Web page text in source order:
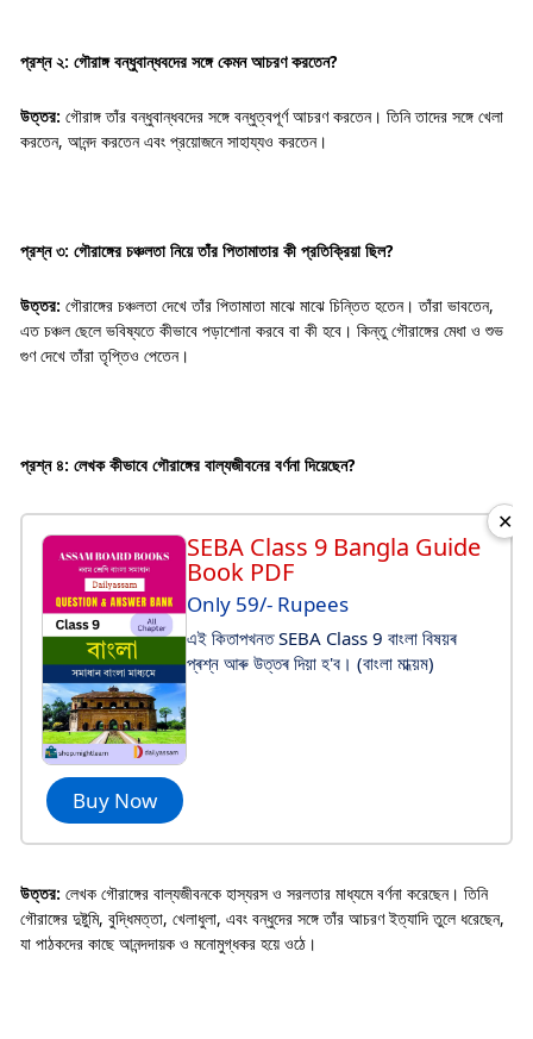
প্রশ্ন ২: গৌরাঙ্গ বন্ধুবান্ধবদের সঙ্গে কেমন আচরণ করতেন?
উত্তর: গৌরাঙ্গ তাঁর বন্ধুবান্ধবদের সঙ্গে বন্ধুত্বপূর্ণ আচরণ করতেন। তিনি তাদের সঙ্গে খেলা
করতেন, আনন্দ করতেন এবং প্রয়োজনে সাহায্যও করতেন।
প্রশ্ন ৩: গৌরাঙ্গের চঞ্চলতা নিয়ে তাঁর পিতামাতার কী প্রতিক্রিয়া ছিল?
উত্তর: গৌরাঙ্গের চঞ্চলতা দেখে তাঁর পিতামাতা মাঝে মাঝে চিন্তিত হতেন। তাঁরা ভাবতেন,
এত চঞ্চল ছেলে ভবিষ্যতে কীভাবে পড়াশোনা করবে বা কী হবে। কিন্তু গৌরাঙ্গের মেধা ও শুভ
গুণ দেখে তাঁরা তৃপ্তিও পেতেন।
প্রশ্ন ৪: লেখক কীভাবে গৌরাঙ্গের বাল্যজীবনের বর্ণনা দিয়েছেন?
Buy Now
SEBA Class 9 Bangla Guide
Book PDF
Only 59/- Rupees
এই কিতাপখনত SEBA Class 9 বাংলা বিষয়ৰ
প্ৰশ্ন আৰু উত্তৰ দিয়া হ'ব। (বাংলা মাধ্য়ম)
✕
উত্তর: লেখক গৌরাঙ্গের বাল্যজীবনকে হাস্যরস ও সরলতার মাধ্যমে বর্ণনা করেছেন। তিনি
গৌরাঙ্গের দুষ্টুমি, বুদ্ধিমত্তা, খেলাধুলা, এবং বন্ধুদের সঙ্গে তাঁর আচরণ ইত্যাদি তুলে ধরেছেন,
যা পাঠকদের কাছে আনন্দদায়ক ও মনোমুগ্ধকর হয়ে ওঠে।